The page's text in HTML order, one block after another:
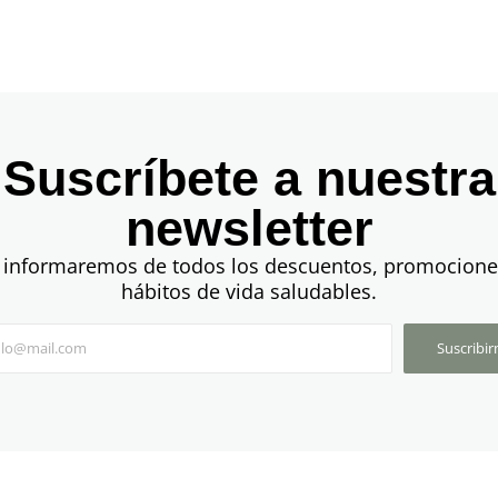
Suscríbete a nuestra
newsletter
informaremos de todos los descuentos,
hábitos de vida saludables.